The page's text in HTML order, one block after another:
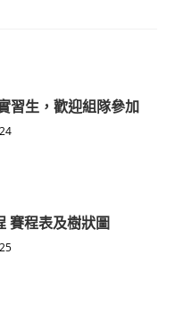
習生，歡迎組隊參加
賽程表及樹狀圖